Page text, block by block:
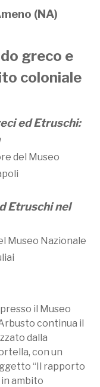
(NA)
greco e
coloniale
ed Etruschi:
del Museo
Etruschi nel
Museo Nazionale
il Museo
continua il
dalla
con un
“Il rapporto
ambito